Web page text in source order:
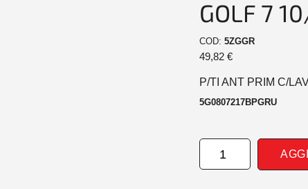
GOLF 7
COD: 5ZGGR
49,82 €
P/TI ANT PRIM C/
5G0807217BPGRU
PARAURTI
ANTERIORE